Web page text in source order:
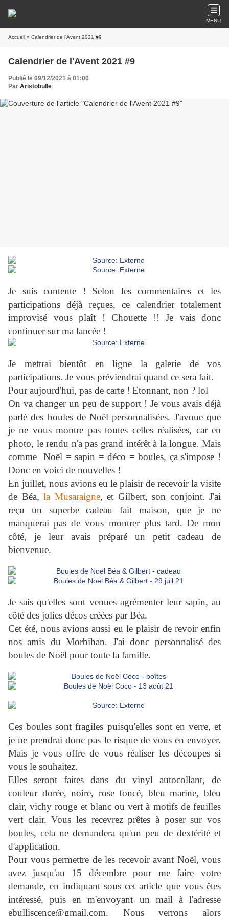
MENU
Accueil » Calendrier de l'Avent 2021 #9
Calendrier de l'Avent 2021 #9
Publié le 09/12/2021 à 01:00
Par Aristobulle
Je suis contente ! Selon les commentaires et les
participations déjà reçues, ce calendrier totalement
improvisé vous plaît ! Chouette !! Je vais donc
continuer sur ma lancée !
Je mettrai bientôt en ligne la galerie de vos
participations. Je vous préviendrai quand ce sera fait.
Pour aujourd'hui, pas de carte ! Etonnant, non ? lol
On va changer un peu de support ! Je vous avais déjà
parlé des boules de Noël personnalisées. J'avoue que
je ne vous montre pas toutes celles réalisées, car en
photo, le rendu n'a pas grand intérêt à la longue. Mais
comme Noël = sapin = déco = boules, ça s'impose !
Donc en voici de nouvelles !
En juillet, nous avions eu le plaisir de recevoir la visite
de Béa, la Musaraigne, et Gilbert, son conjoint. J'ai
reçu un superbe cadeau fait maison, que je ne
manquerai pas de vous montrer plus tard. De mon
côté, je leur avais préparé un petit cadeau de
bienvenue.
Je sais qu'elles sont venues agrémenter leur sapin, au
côté des jolies décos créées par Béa.
Cet été, nous avions aussi eu le plaisir de revoir enfin
nos amis du Morbihan. J'ai donc personnalisé des
boules de Noël pour toute la famille.
Ces boules sont fragiles puisqu'elles sont en verre, et
je ne prendrai donc pas le risque de vous en envoyer.
Mais je vous offre de vous réaliser les découpes si
vous le souhaitez.
Elles seront faites dans du vinyl autocollant, de
couleur dorée, noire, rose foncé, bleu marine, bleu
clair, vichy rouge et blanc ou vert à motifs de feuilles
vert clair. Vous les recevrez prêtes à poser sur vos
boules, cela ne demandera qu'un peu de dextérité et
d'application.
Pour vous permettre de les recevoir avant Noël, vous
avez jusqu'au 15 décembre pour me faire votre
demande, en indiquant sous cet article que vous êtes
intéressé, puis en m'envoyant un mail à l'adresse
ebulliscence@gmail.com. Nous verrons alors